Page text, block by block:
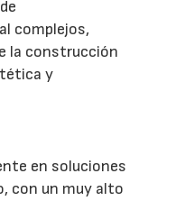
complejos,
la construcción
y
en soluciones
con un muy alto